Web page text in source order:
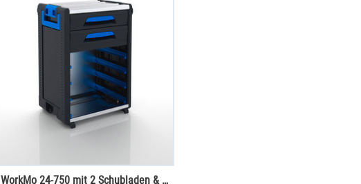
WorkMo 24-750 mit 2 Schubladen & 8 Kofferschienen